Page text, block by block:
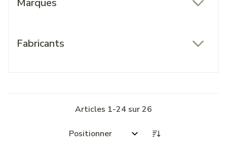
Marques
Fabricants
Articles 1-24 sur26
Trier par: